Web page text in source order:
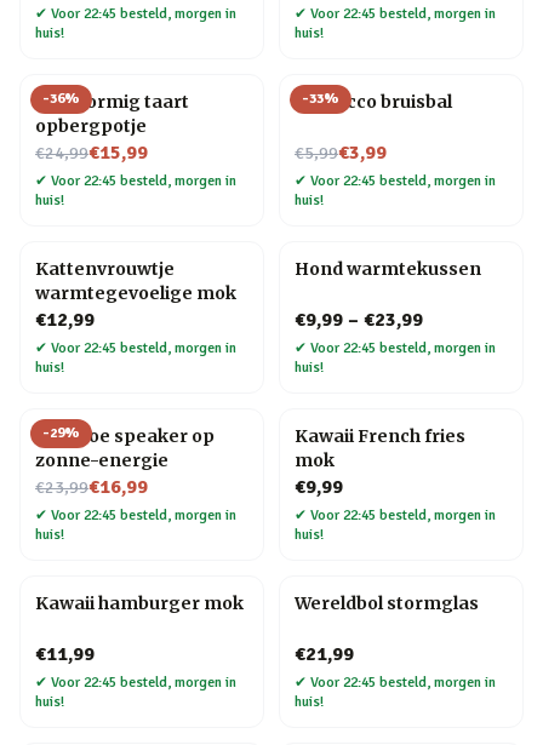
✔ Voor 22:45 besteld, morgen in
huis!
✔ Voor 22:45 besteld, morgen in
huis!
-36%
Hartvormig taart
opbergpotje
€24,99
Nu voor€15,99
✔ Voor 22:45 besteld, morgen in
huis!
-33%
Prosecco bruisbal
€5,99
Nu voor€3,99
✔ Voor 22:45 besteld, morgen in
huis!
Kattenvrouwtje
warmtegevoelige mok
€12,99
✔ Voor 22:45 besteld, morgen in
huis!
Hond warmtekussen
€9,99 – €23,99
✔ Voor 22:45 besteld, morgen in
huis!
-29%
Bamboe speaker op
zonne-energie
€23,99
Nu voor€16,99
✔ Voor 22:45 besteld, morgen in
huis!
Kawaii French fries
mok
€9,99
✔ Voor 22:45 besteld, morgen in
huis!
Kawaii hamburger mok
€11,99
✔ Voor 22:45 besteld, morgen in
huis!
Wereldbol stormglas
€21,99
✔ Voor 22:45 besteld, morgen in
huis!